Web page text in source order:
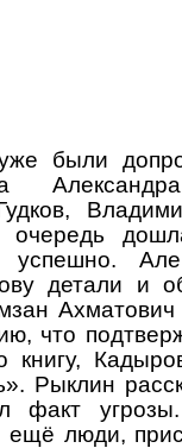
были
очередь
детали и
что
книгу,
Рыклин
факт
люди,